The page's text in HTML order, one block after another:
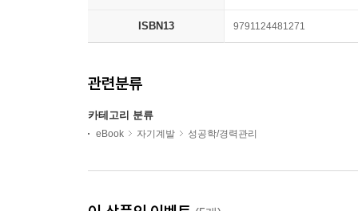
ISBN13 9791124481271
관련분류
카테고리 분류
eBook 자기계발 성공학/경력관리